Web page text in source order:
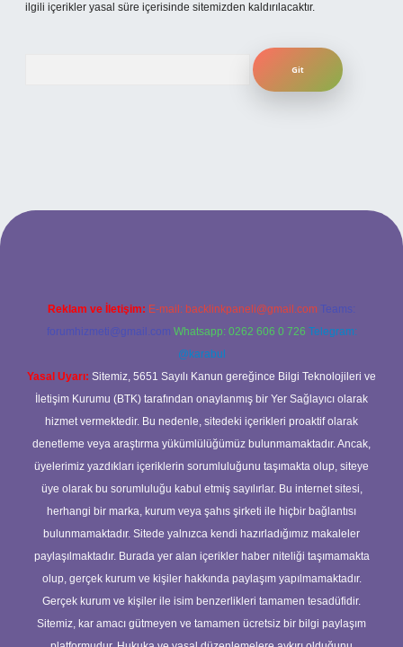
ilgili içerikler yasal süre içerisinde sitemizden kaldırılacaktır.
giriş
Reklam ve İletişim: E-mail: backlinkpaneli@gmail.com Teams:
forumhizmeti@gmail.com Whatsapp: 0262 606 0 726 Telegram:
@karabul
Yasal Uyarı: Sitemiz, 5651 Sayılı Kanun gereğince Bilgi Teknolojileri ve
İletişim Kurumu (BTK) tarafından onaylanmış bir Yer Sağlayıcı olarak
hizmet vermektedir. Bu nedenle, sitedeki içerikleri proaktif olarak
denetleme veya araştırma yükümlülüğümüz bulunmamaktadır. Ancak,
üyelerimiz yazdıkları içeriklerin sorumluluğunu taşımakta olup, siteye
üye olarak bu sorumluluğu kabul etmiş sayılırlar. Bu internet sitesi,
herhangi bir marka, kurum veya şahıs şirketi ile hiçbir bağlantısı
bulunmamaktadır. Sitede yalnızca kendi hazırladığımız makaleler
paylaşılmaktadır. Burada yer alan içerikler haber niteliği taşımamakta
olup, gerçek kurum ve kişiler hakkında paylaşım yapılmamaktadır.
Gerçek kurum ve kişiler ile isim benzerlikleri tamamen tesadüfidir.
Sitemiz, kar amacı gütmeyen ve tamamen ücretsiz bir bilgi paylaşım